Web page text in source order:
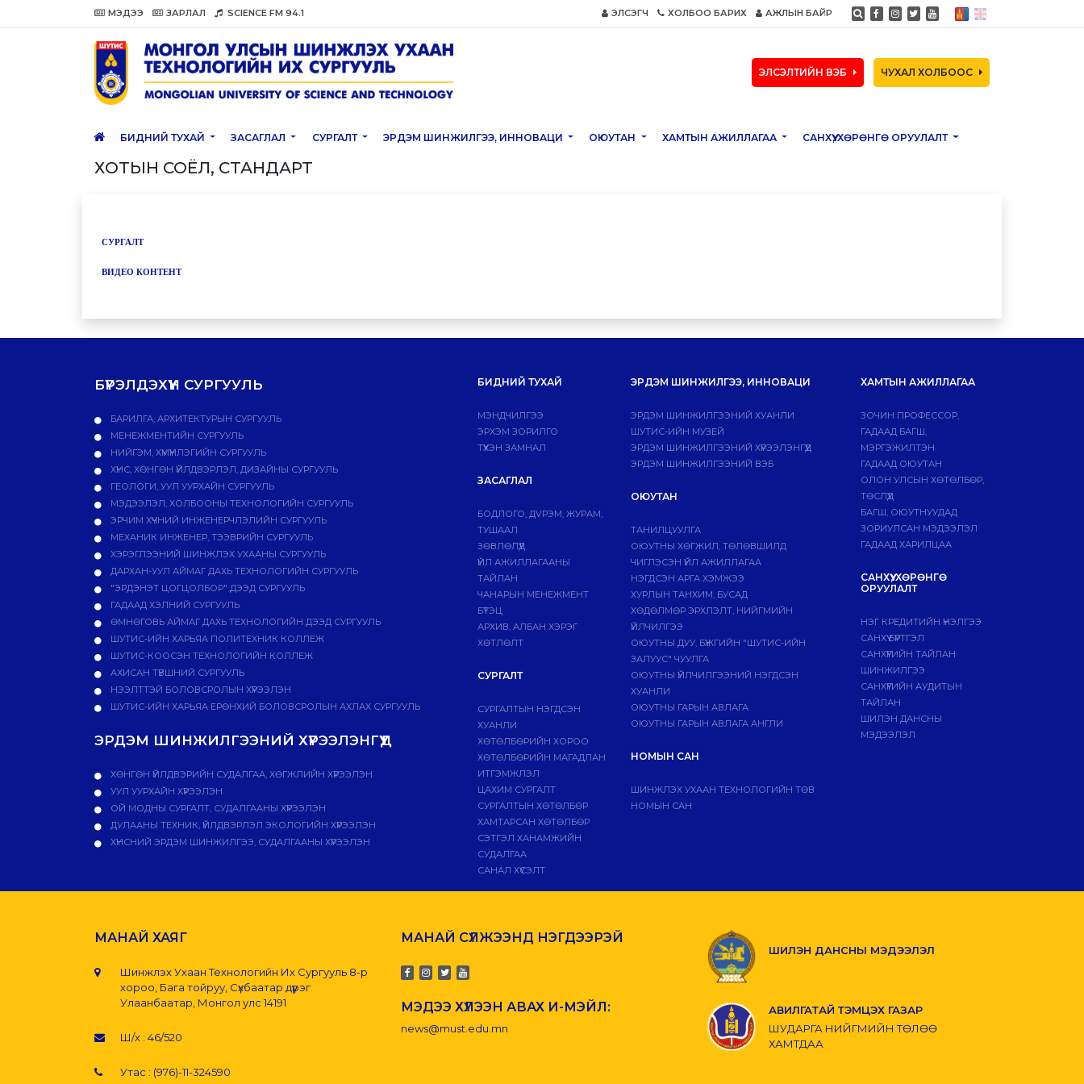
МЭДЭЭ ЗАРЛАЛ SCIENCE FM 94.1 ЭЛСЭГЧ ХОЛБОО БАРИХ АЖЛЫН БАЙР
ЭЛСЭЛТИЙН ВЭБ ЧУХАЛ ХОЛБООС
БИДНИЙ ТУХАЙ ЗАСАГЛАЛ СУРГАЛТ ЭРДЭМ ШИНЖИЛГЭЭ, ИННОВАЦИ ОЮУТАН ХАМТЫН АЖИЛЛАГАА САНХҮҮ, ХӨРӨНГӨ ОРУУЛАЛТ
ХОТЫН СОЁЛ, СТАНДАРТ
СУРГАЛТ
ВИДЕО КОНТЕНТ
БҮРЭЛДЭХҮҮН СУРГУУЛЬ
БАРИЛГА, АРХИТЕКТУРЫН СУРГУУЛЬ
МЕНЕЖМЕНТИЙН СУРГУУЛЬ
НИЙГЭМ, ХҮМҮҮНЛЭГИЙН СУРГУУЛЬ
ХҮНС, ХӨНГӨН ҮЙЛДВЭРЛЭЛ, ДИЗАЙНЫ СУРГУУЛЬ
ГЕОЛОГИ, УУЛ УУРХАЙН СУРГУУЛЬ
МЭДЭЭЛЭЛ, ХОЛБООНЫ ТЕХНОЛОГИЙН СУРГУУЛЬ
ЭРЧИМ ХҮЧНИЙ ИНЖЕНЕРЧЛЭЛИЙН СУРГУУЛЬ
МЕХАНИК ИНЖЕНЕР, ТЭЭВРИЙН СУРГУУЛЬ
ХЭРЭГЛЭЭНИЙ ШИНЖЛЭХ УХААНЫ СУРГУУЛЬ
ДАРХАН-УУЛ АЙМАГ ДАХЬ ТЕХНОЛОГИЙН СУРГУУЛЬ
"ЭРДЭНЭТ ЦОГЦОЛБОР" ДЭЭД СУРГУУЛЬ
ГАДААД ХЭЛНИЙ СУРГУУЛЬ
ӨМНӨГОВЬ АЙМАГ ДАХЬ ТЕХНОЛОГИЙН ДЭЭД СУРГУУЛЬ
ШУТИС-ИЙН ХАРЬЯА ПОЛИТЕХНИК КОЛЛЕЖ
ШУТИС-КООСЭН ТЕХНОЛОГИЙН КОЛЛЕЖ
АХИСАН ТҮВШНИЙ СУРГУУЛЬ
НЭЭЛТТЭЙ БОЛОВСРОЛЫН ХҮРЭЭЛЭН
ШУТИС-ИЙН ХАРЬЯА ЕРӨНХИЙ БОЛОВСРОЛЫН АХЛАХ СУРГУУЛЬ
ЭРДЭМ ШИНЖИЛГЭЭНИЙ ХҮРЭЭЛЭНГҮҮД
ХӨНГӨН ҮЙЛДВЭРИЙН СУДАЛГАА, ХӨГЖЛИЙН ХҮРЭЭЛЭН
УУЛ УУРХАЙН ХҮРЭЭЛЭН
ОЙ МОДНЫ СУРГАЛТ, СУДАЛГААНЫ ХҮРЭЭЛЭН
ДУЛААНЫ ТЕХНИК, ҮЙЛДВЭРЛЭЛ ЭКОЛОГИЙН ХҮРЭЭЛЭН
ХҮНСНИЙ ЭРДЭМ ШИНЖИЛГЭЭ, СУДАЛГААНЫ ХҮРЭЭЛЭН
БИДНИЙ ТУХАЙ
МЭНДЧИЛГЭЭ
ЭРХЭМ ЗОРИЛГО
ТҮҮХЭН ЗАМНАЛ
ЗАСАГЛАЛ
БОДЛОГО, ДVРЭМ, ЖУРАМ,
ТУШААЛ
ЗӨВЛӨЛҮҮД
ҮЙЛ АЖИЛЛАГААНЫ
ТАЙЛАН
ЧАНАРЫН МЕНЕЖМЕНТ
БҮТЭЦ
АРХИВ, АЛБАН ХЭРЭГ
ХӨТЛӨЛТ
СУРГАЛТ
СУРГАЛТЫН НЭГДСЭН
ХУАНЛИ
ХӨТӨЛБӨРИЙН ХОРОО
ХӨТӨЛБӨРИЙН МАГАДЛАН
ИТГЭМЖЛЭЛ
ЦАХИМ СУРГАЛТ
СУРГАЛТЫН ХӨТӨЛБӨР
ХАМТАРСАН ХӨТӨЛБӨР
СЭТГЭЛ ХАНАМЖИЙН
СУДАЛГАА
САНАЛ ХҮСЭЛТ
ЭРДЭМ ШИНЖИЛГЭЭ, ИННОВАЦИ
ЭРДЭМ ШИНЖИЛГЭЭНИЙ ХУАНЛИ
ШУТИС-ИЙН МУЗЕЙ
ЭРДЭМ ШИНЖИЛГЭЭНИЙ ХҮРЭЭЛЭНГҮҮД
ЭРДЭМ ШИНЖИЛГЭЭНИЙ ВЭБ
ОЮУТАН
ТАНИЛЦУУЛГА
ОЮУТНЫ ХӨГЖИЛ, ТӨЛӨВШИЛД
ЧИГЛЭСЭН ҮЙЛ АЖИЛЛАГАА
НЭГДСЭН АРГА ХЭМЖЭЭ
ХУРЛЫН ТАНХИМ, БУСАД
ХӨДӨЛМӨР ЭРХЛЭЛТ, НИЙГМИЙН
ҮЙЛЧИЛГЭЭ
ОЮУТНЫ ДУУ, БҮЖГИЙН "ШУТИС-ИЙН
ЗАЛУУС" ЧУУЛГА
ОЮУТНЫ ҮЙЛЧИЛГЭЭНИЙ НЭГДСЭН
ХУАНЛИ
ОЮУТНЫ ГАРЫН АВЛАГА
ОЮУТНЫ ГАРЫН АВЛАГА АНГЛИ
НОМЫН САН
ШИНЖЛЭХ УХААН ТЕХНОЛОГИЙН ТӨВ
НОМЫН САН
ХАМТЫН АЖИЛЛАГАА
ЗОЧИН ПРОФЕССОР,
ГАДААД БАГШ,
МЭРГЭЖИЛТЭН
ГАДААД ОЮУТАН
ОЛОН УЛСЫН ХӨТӨЛБӨР,
ТӨСЛҮҮД
БАГШ, ОЮУТНУУДАД
ЗОРИУЛСАН МЭДЭЭЛЭЛ
ГАДААД ХАРИЛЦАА
САНХҮҮ, ХӨРӨНГӨ
ОРУУЛАЛТ
НЭГ КРЕДИТИЙН ҮНЭЛГЭЭ
САНХҮҮ БҮРТГЭЛ
САНХҮҮГИЙН ТАЙЛАН
ШИНЖИЛГЭЭ
САНХҮҮГИЙН АУДИТЫН
ТАЙЛАН
ШИЛЭН ДАНСНЫ
МЭДЭЭЛЭЛ
МАНАЙ ХАЯГ
Шинжлэх Ухаан Технологийн Их Сургууль 8-р
хороо, Бага тойруу, Сүхбаатар дүүрэг
Улаанбаатар, Монгол улс 14191
Ш/х : 46/520
Утас : (976)-11-324590
МАНАЙ СҮЛЖЭЭНД НЭГДЭЭРЭЙ
МЭДЭЭ ХҮЛЭЭН АВАХ И-МЭЙЛ:
news@must.edu.mn
ШИЛЭН ДАНСНЫ МЭДЭЭЛЭЛ
АВИЛГАТАЙ ТЭМЦЭХ ГАЗАР
ШУДАРГА НИЙГМИЙН ТӨЛӨӨ
ХАМТДАА